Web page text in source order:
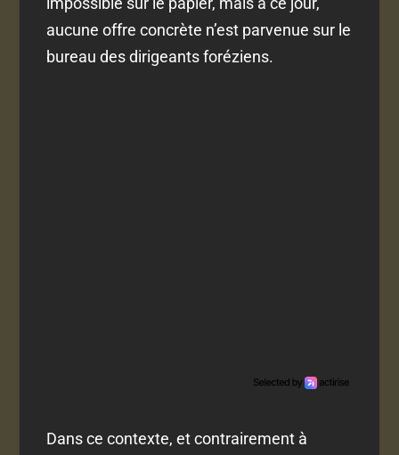
aucune offre concrète n’est parvenue sur le
bureau des dirigeants foréziens.
Dans ce contexte, et contrairement à